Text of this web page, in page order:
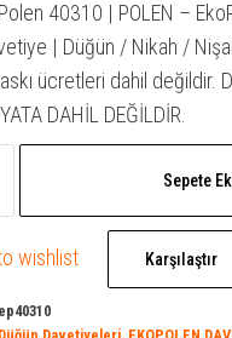
₺ 1.250,00.fiyat:
₺ 1.022,40.
40310 | POLEN –
| Düğün / Nikah /
ücretleri dahil değildir.
DAHİL DEĞİLDİR.
Sepete
wishlist Karşılaştır